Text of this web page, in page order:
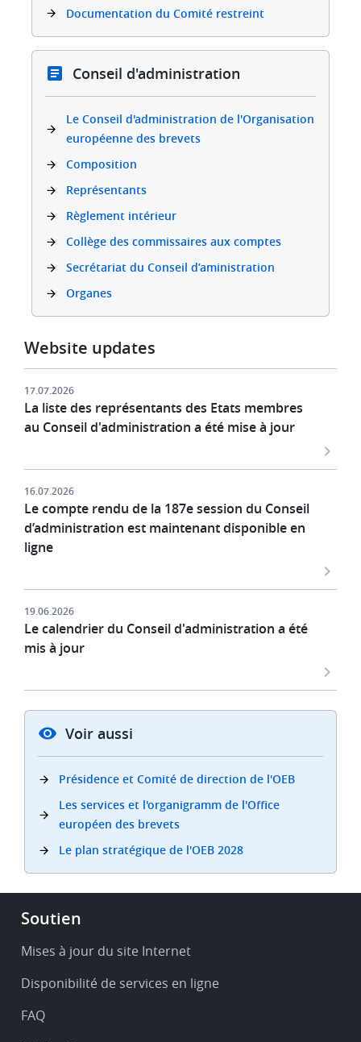
Documentation du Comité restreint
Conseil d'administration
Le Conseil d'administration de l'Organisation
européenne des brevets
Composition
Représentants
Règlement intérieur
Collège des commissaires aux comptes
Secrétariat du Conseil d’aministration
Organes
Website updates
17.07.2026
La liste des représentants des Etats membres
au Conseil d'administration a été mise à jour
16.07.2026
Le compte rendu de la 187e session du Conseil
d’administration est maintenant disponible en
ligne
19.06.2026
Le calendrier du Conseil d'administration a été
mis à jour
Voir aussi
Présidence et Comité de direction de l'OEB
Les services et l'organigramm de l'Office
européen des brevets
Le plan stratégique de l'OEB 2028
Footer
Service
support
Soutien
Mises à jour du site Internet
Disponibilité de services en ligne
FAQ